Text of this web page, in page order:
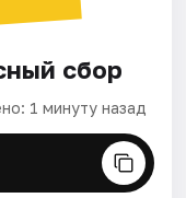
сбор
1 минуту назад